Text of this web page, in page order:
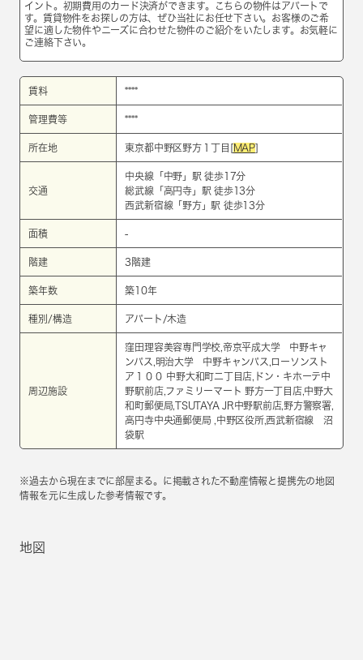
イント。初期費用のカード決済ができます。こちらの物件はアパートで
す。賃貸物件をお探しの方は、ぜひ当社にお任せ下さい。お客様のご希
望に適した物件やニーズに合わせた物件のご紹介をいたします。お気軽に
ご連絡下さい。
賃料 ****
管理費等 ****
所在地 東京都中野区野方１丁目[ MAP]
交通
中央線 「 中野 」駅 徒歩17分
総武線 「 高円寺」駅 徒歩13分
西武新宿線 「 野方」駅 徒歩13分
面積 -
階建 3階建
築年数 築10年
種別/構造 アパート/木造
周辺施設
窪田理容美容専門学校,帝京平成大学 中野キャ
ンパス,明治大学 中野キャンパス,ローソンスト
ア１００ 中野大和町二丁目店,ドン・キホーテ中
野駅前店,ファミリーマート 野方一丁目店,中野大
和町郵便局,TSUTAYA JR中野駅前店,野方警察署,
高円寺中央通郵便局 ,中野区役所,西武新宿線 沼
袋駅
※過去から現在までに部屋まる。に掲載された不動産情報と提携先の地図
情報を元に生成した参考情報です。
地図